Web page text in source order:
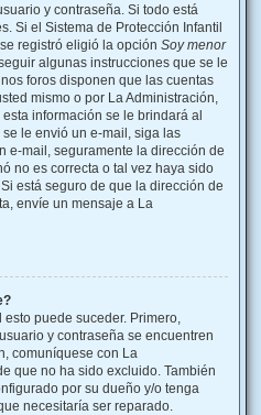
y contraseña. Si todo está
Si el Sistema de Protección Infantil
registró eligió la opción Soy menor
algunas instrucciones que se le
foros disponen que las cuentas
mismo o por La Administración,
información se le brindará al
le envió un e-mail, siga las
e-mail, seguramente la dirección de
no es correcta o tal vez haya sido
está seguro de que la dirección de
envíe un mensaje a La
puede suceder. Primero,
y contraseña se encuentren
comuníquese con La
que no ha sido excluido. También
por su dueño y/o tenga
necesitaría ser reparado.